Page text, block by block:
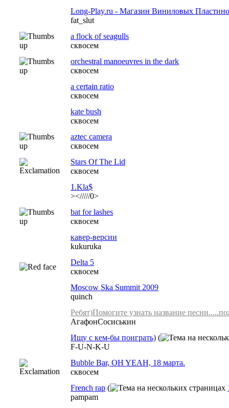
Long-Play.ru - Магазин Виниловых
fat_slut
a flock of seagulls
сквосем
orchestral manoeuvres in the dark
сквосем
a certain ratio
сквосем
kate bush
сквосем
aztec camera
сквосем
Stars Of The Lid
сквосем
1.Kla$
></////0>
bat for lashes
сквосем
кавер-версии
kukuruka
Delta 5
сквосем
Moscow Ska Summit 2009
quinch
Ребят)Помогите узнать название
АгафонСосиськин
Ищу с кем-бы поиграть) (
F-U-N-K-U
Bubble Bar, OH YEAH, 18 марта.
сквосем
French rap (
pampam